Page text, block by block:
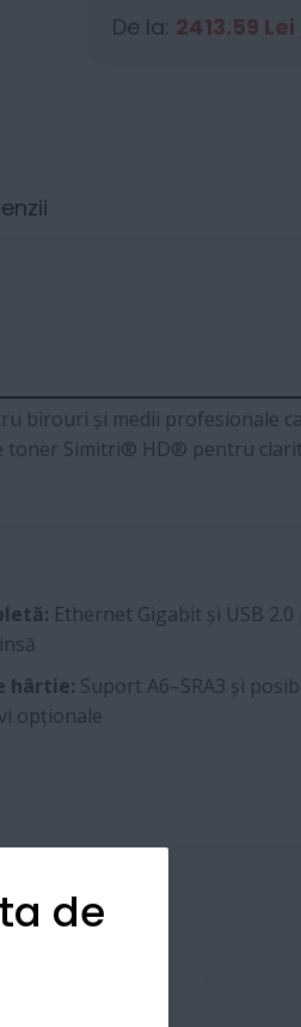
de
De la: 2413.59
birouri și medii profesionale
toner Simitri® HD® pentru
Ethernet Gigabit și USB
hârtie: Suport A6–SRA3 și
opționale